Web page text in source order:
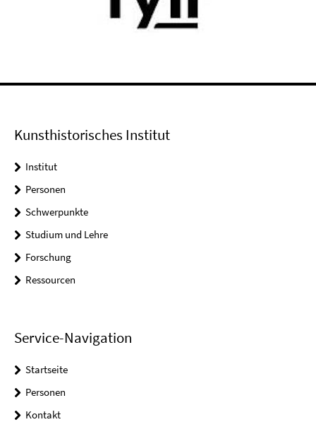
Kunsthistorisches Institut
Institut
Personen
Schwerpunkte
Studium und Lehre
Forschung
Ressourcen
Service-Navigation
Startseite
Personen
Kontakt